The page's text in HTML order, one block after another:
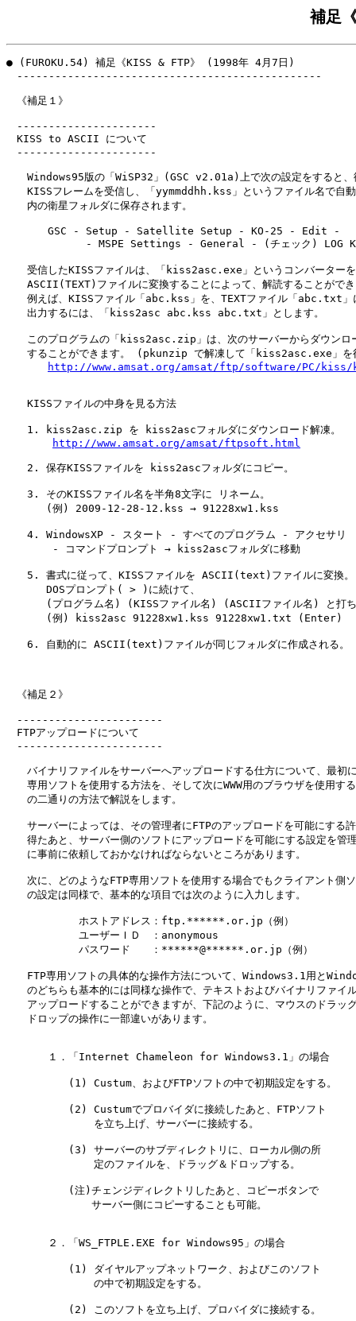
補足
● (FUROKU.54) 補足《KISS & FTP》 (1998年 4月7日)
------------------------------------------------
《補足１》
----------------------
KISS to ASCII について
----------------------
Windows95版の「WiSP32」(GSC v2.01a)上で次の設定をすると、
KISSフレームを受信し、「yymmddhh.kss」というファイル名で自動
内の衛星フォルダに保存されます。
GSC - Setup - Satellite Setup - KO-25 - Edit -
- MSPE Settings - General - (チェック) LOG
受信したKISSファイルは、「kiss2asc.exe」というコンバーターを
ASCII(TEXT)ファイルに変換することによって、解読することができ
例えば、KISSファイル「abc.kss」を、TEXTファイル「abc.txt」
出力するには、「kiss2asc abc.kss abc.txt」とします。
このプログラムの「kiss2asc.zip」は、次のサーバーからダウンロ
することができます。 (pkunzip で解凍して「kiss2asc.exe」を
http://www.amsat.org/amsat/ftp/software/PC/
KISSファイルの中身を見る方法
1. kiss2asc.zip を kiss2ascフォルダにダウンロード解凍。
http://www.amsat.org/amsat/ftpsoft.html
2. 保存KISSファイルを kiss2ascフォルダにコピー。
3. そのKISSファイル名を半角8文字に リネーム。
(例) 2009-12-28-12.kss → 91228xw1.kss
4. WindowsXP - スタート - すべてのプログラム - アクセサリ
- コマンドプロンプト → kiss2ascフォルダに移動
5. 書式に従って、KISSファイルを ASCII(text)ファイルに変換。
DOSプロンプト( > )に続けて、
(プログラム名) (KISSファイル名) (ASCIIファイル名) と打ち
(例) kiss2asc 91228xw1.kss 91228xw1.txt (Enter)
6. 自動的に ASCII(text)ファイルが同じフォルダに作成される。
《補足２》
-----------------------
FTPアップロードについて
-----------------------
バイナリファイルをサーバーへアップロードする仕方について、最初
専用ソフトを使用する方法を、そして次にWWW用のブラウザを使用す
の二通りの方法で解説をします。
サーバーによっては、その管理者にFTPのアップロードを可能にする
得たあと、サーバー側のソフトにアップロードを可能にする設定を管
に事前に依頼しておかなければならないところがあります。
次に、どのようなFTP専用ソフトを使用する場合でもクライアント側
の設定は同様で、基本的な項目では次のように入力します。
ホストアドレス：ftp.******.or.jp（例）
ユーザーＩＤ　：anonymous
パスワード　　：******@******.or.jp（例）
FTP専用ソフトの具体的な操作方法について、Windows3.1用と
のどちらも基本的には同様な操作で、テキストおよびバイナリファイ
アップロードすることができますが、下記のように、マウスのドラッ
ドロップの操作に一部違いがあります。
１．「Internet Chameleon for Windows3.1」の場合
(1) Custum、およびFTPソフトの中で初期設定をする。
(2) Custumでプロバイダに接続したあと、FTPソフト
を立ち上げ、サーバーに接続する。
(3) サーバーのサブディレクトリに、ローカル側の所
定のファイルを、ドラッグ＆ドロップする。
(注)チェンジディレクトリしたあと、コピーボタンで
サーバー側にコピーすることも可能。
２．「WS_FTPLE.EXE for Windows95」の場合
(1) ダイヤルアップネットワーク、およびこのソフト
の中で初期設定をする。
(2) このソフトを立ち上げ、プロバイダに接続する。